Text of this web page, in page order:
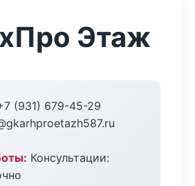
Этаж
(931) 679-45-29
Консультации: